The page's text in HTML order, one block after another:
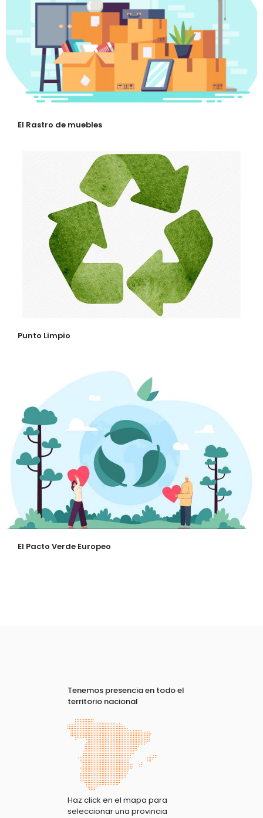
El Rastro de muebles
Punto Limpio
El Pacto Verde Europeo
Tenemos presencia en todo el
territorio nacional
Haz click en el mapa para
seleccionar una provincia